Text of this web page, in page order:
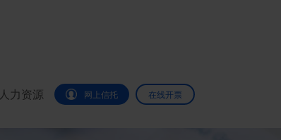
人力资源 网上信托 在线开票